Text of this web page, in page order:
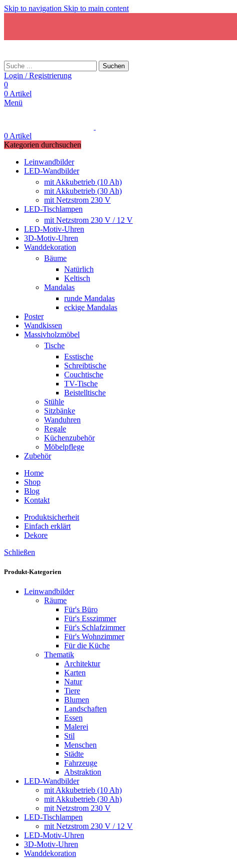
Skip to navigation Skip to main content
Suchen
Login / Registrierung
0
0 Artikel
Menü
0 Artikel
Kategorien durchsuchen
Leinwandbilder
LED-Wandbilder
mit Akkubetrieb (10 Ah)
mit Akkubetrieb (30 Ah)
mit Netzstrom 230 V
LED-Tischlampen
mit Netzstrom 230 V / 12 V
LED-Motiv-Uhren
3D-Motiv-Uhren
Wanddekoration
Bäume
Natürlich
Keltisch
Mandalas
runde Mandalas
eckige Mandalas
Poster
Wandkissen
Massivholzmöbel
Tische
Esstische
Schreibtische
Couchtische
TV-Tische
Beistelltische
Stühle
Sitzbänke
Wanduhren
Regale
Küchenzubehör
Möbelpflege
Zubehör
Home
Shop
Blog
Kontakt
Produktsicherheit
Einfach erklärt
Dekore
Schließen
Produkt-Kategorien
Leinwandbilder
Räume
Für's Büro
Für's Esszimmer
Für's Schlafzimmer
Für's Wohnzimmer
Für die Küche
Thematik
Architektur
Karten
Natur
Tiere
Blumen
Landschaften
Essen
Malerei
Stil
Menschen
Städte
Fahrzeuge
Abstraktion
LED-Wandbilder
mit Akkubetrieb (10 Ah)
mit Akkubetrieb (30 Ah)
mit Netzstrom 230 V
LED-Tischlampen
mit Netzstrom 230 V / 12 V
LED-Motiv-Uhren
3D-Motiv-Uhren
Wanddekoration